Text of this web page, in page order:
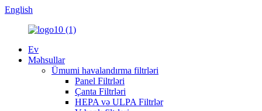
English
Ev
Məhsullar
Ümumi havalandırma filtrləri
Panel Filtrləri
Çanta Filtrləri
HEPA və ULPA Filtrlər